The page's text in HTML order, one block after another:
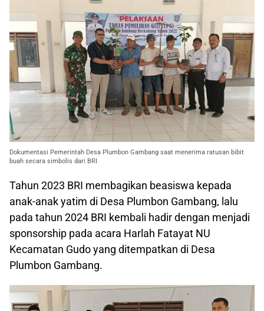
Dokumentasi Pemerintah Desa Plumbon Gambang saat menerima ratusan bibit
buah secara simbolis dari BRI
Tahun 2023 BRI membagikan beasiswa kepada
anak-anak yatim di Desa Plumbon Gambang, lalu
pada tahun 2024 BRI kembali hadir dengan menjadi
sponsorship pada acara Harlah Fatayat NU
Kecamatan Gudo yang ditempatkan di Desa
Plumbon Gambang.